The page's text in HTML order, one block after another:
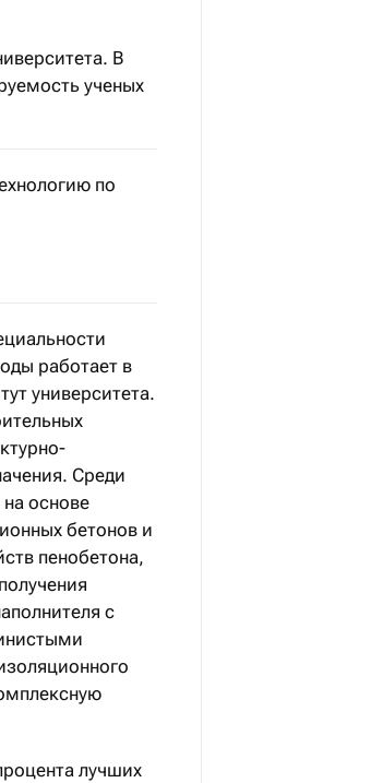
В
ученых
по
интеллекта
работает в
университета.
Среди
основе
бетонов и
пенобетона,
с
лучших